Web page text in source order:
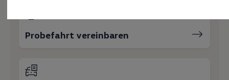
Besitzer und Service
Probefahrt vereinbaren